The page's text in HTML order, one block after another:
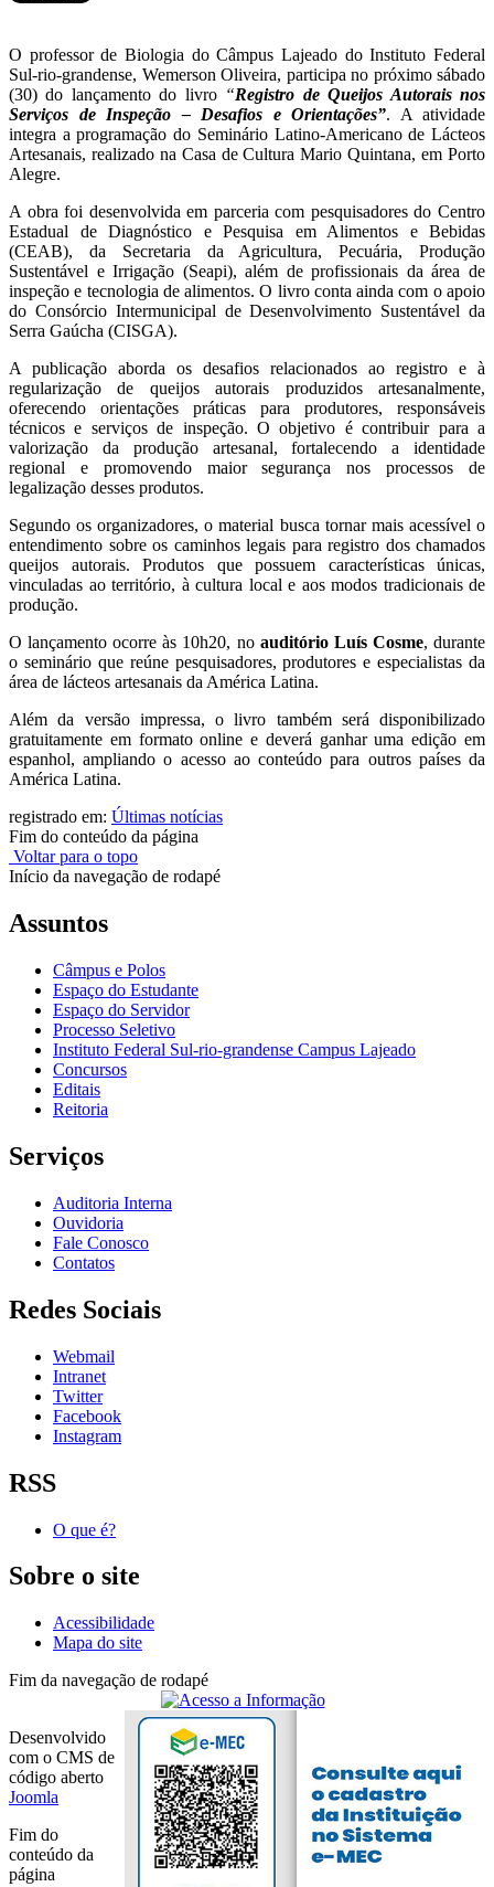
O professor de Biologia do Câmpus Lajeado doInstituto Federal
Sul-rio-grandense, Wemerson Oliveira, participa no próximo sábado
(30) do lançamento do livro “Registro de Queijos Autorais nos
Serviços de Inspeção – Desafios e Orientações”. A atividade
integra a programação do Seminário Latino-Americano de Lácteos
Artesanais, realizado na Casa de Cultura Mario Quintana, emPorto
Alegre.
A obra foi desenvolvida em parceria com pesquisadores do Centro
Estadual de Diagnóstico e Pesquisa em Alimentos e Bebidas
(CEAB), da Secretaria da Agricultura, Pecuária, Produção
Sustentável e Irrigação (Seapi), além de profissionais da área de
inspeção e tecnologia de alimentos. O livro conta ainda com o apoio
do Consórcio Intermunicipal de Desenvolvimento Sustentável da
Serra Gaúcha (CISGA).
A publicação aborda os desafios relacionados ao registro e à
regularização de queijos autorais produzidos artesanalmente,
oferecendo orientações práticas para produtores, responsáveis
técnicos e serviços de inspeção. O objetivo é contribuir para a
valorização da produção artesanal, fortalecendo a identidade
regional e promovendo maior segurança nos processos de
legalização desses produtos.
Segundo os organizadores, o material busca tornar mais acessível o
entendimento sobre os caminhos legais para registro dos chamados
queijos autorais. Produtos que possuem características únicas,
vinculadas ao território, à cultura local e aos modos tradicionais de
produção.
O lançamento ocorre às 10h20, no auditório Luís Cosme, durante
o seminário que reúne pesquisadores, produtores e especialistas da
área de lácteos artesanais da América Latina.
Além da versão impressa, o livro também será disponibilizado
gratuitamente em formato online e deverá ganhar uma edição em
espanhol, ampliando o acesso ao conteúdo para outros países da
América Latina.
registrado em: Últimas notícias
Fim do conteúdo da página
Voltar para o topo
Início da navegação de rodapé
Assuntos
Câmpus e Polos
Espaço do Estudante
Espaço do Servidor
Processo Seletivo
Instituto Federal Sul-rio-grandense Campus Lajeado
Concursos
Editais
Reitoria
Serviços
Auditoria Interna
Ouvidoria
Fale Conosco
Contatos
Redes Sociais
Webmail
Intranet
Twitter
Facebook
Instagram
RSS
O que é?
Sobre o site
Acessibilidade
Mapa do site
Fim da navegação de rodapé
Desenvolvido
com o CMS de
código aberto
Joomla
Fim do
conteúdo da
página